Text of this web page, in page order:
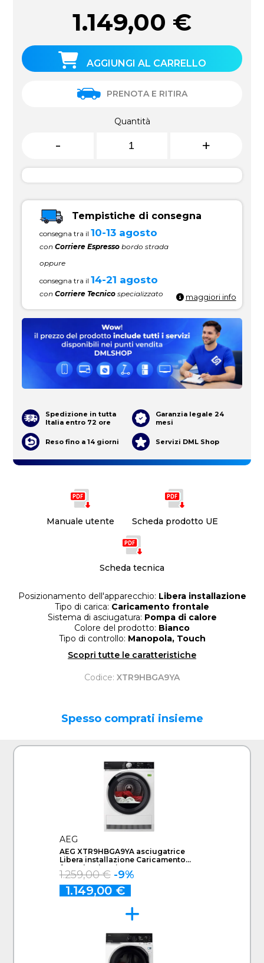
Manuale utente Scheda prodotto UE
Scheda tecnica
Posizionamento dell'apparecchio: Libera installazione
Tipo di carica: Caricamento frontale
Sistema di asciugatura: Pompa di calore
Colore del prodotto: Bianco
Tipo di controllo: Manopola, Touch
Scopri tutte le caratteristiche
Codice: XTR9HBGA9YA
1.149,00 €
AGGIUNGI AL CARRELLO
PRENOTA E RITIRA
Quantità
- +
Tempistiche di consegna
consegna tra il 10-13 agosto
conCorriere Espresso bordo strada
oppure
consegna tra il 14-21 agosto
conCorriere Tecnico specializzato maggiori info
Spedizione in tutta
Italia entro 72 ore
Garanzia legale 24
mesi
Reso fino a 14 giorni Servizi DML Shop
Spesso comprati insieme
AEG
AEG XTR9HBGA9YA asciugatrice
Libera installazione Caricamento
frontale 9 kg Bianco
1.259,00 € -9%
1.149,00 €